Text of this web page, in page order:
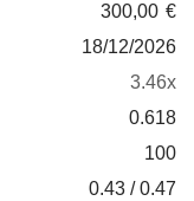
300,00 €
18/12/2026
3.46x
0.618
100
0.43 / 0.47